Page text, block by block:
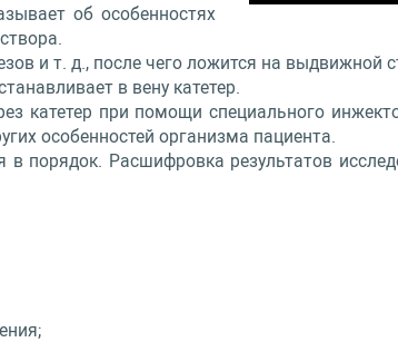
об особенностях
и т. д., после чего ложится на выдвижной
в вену катетер.
катетер при помощи специального
особенностей организма пациента.
порядок. Расшифровка результатов